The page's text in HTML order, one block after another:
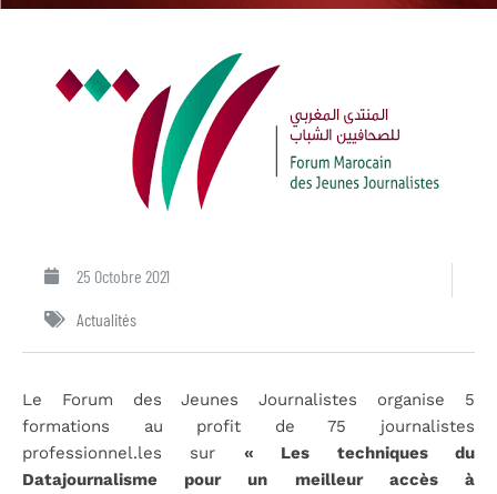
25 Octobre 2021
Actualités
Le Forum des Jeunes Journalistes organise 5
formations au profit de 75 journalistes
professionnel.les sur « Les techniques du
Datajournalisme pour un meilleur accès à